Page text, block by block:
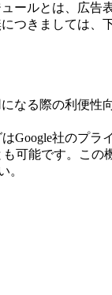
ールとは、広告
つきましては、
なる際の利便性
Google社のプ
可能です。こ
。